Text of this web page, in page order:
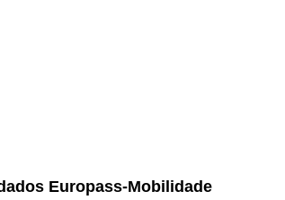
Europass-Mobilidade